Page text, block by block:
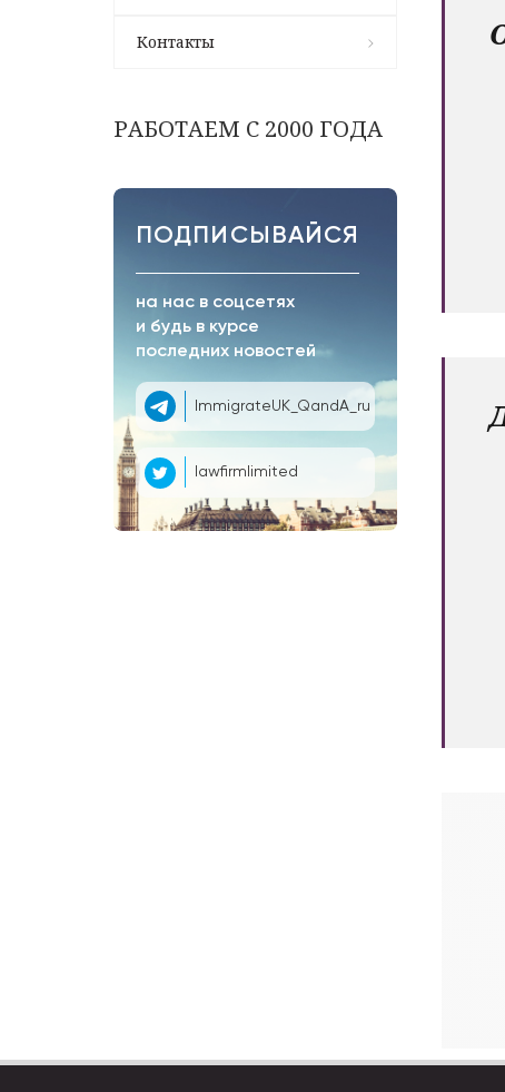
Контакты
РАБОТАЕМ С 2000 ГОДА
ПОДПИСЫВАЙСЯ
на нас в соцсетях
и будь в курсе
последних новостей
ImmigrateUK_QandA_ru
lawfirmlimited